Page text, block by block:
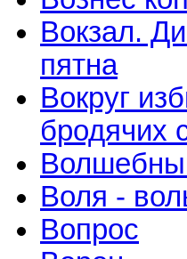
Вокзал.
пятна
Вокруг
бродячих
Воля -
Вопрос